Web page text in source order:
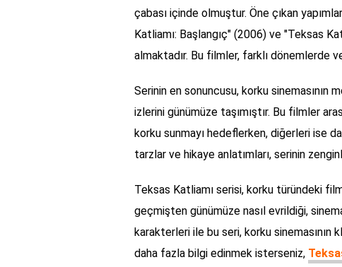
çabası içinde olmuştur. Öne çıkan
Katliamı: Başlangıç" (2006) ve "Teksas
almaktadır. Bu filmler, farklı dönemlerde
Serinin en sonuncusu, korku sinemasının
izlerini günümüze taşımıştır. Bu filmler
korku sunmayı hedeflerken, diğerleri ise
tarzlar ve hikaye anlatımları, serinin
Teksas Katliamı serisi, korku türündeki
geçmişten günümüze nasıl evrildiği,
karakterleri ile bu seri, korku
daha fazla bilgi edinmek isterseniz,